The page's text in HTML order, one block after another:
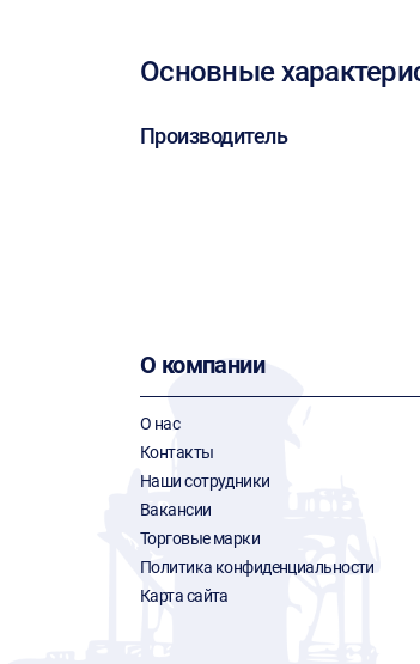
Основные
Производитель
О компании
О нас
Контакты
Наши сотрудники
Вакансии
Торговые марки
Политика конфиденциальности
Карта сайта